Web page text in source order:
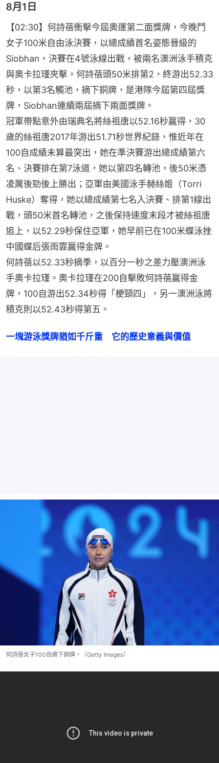
8月1日
【02:30】何詩蓓衝擊今屆奧運第二面獎牌，今晚鬥
女子100米自由泳決賽，以總成績首名姿態晉級的
Siobhan，決賽在4號泳線出戰，被兩名澳洲泳手積克
與奧卡拉瑾夾擊。何詩蓓頭50米排第2，終游出52.33
秒，以第3名觸池，摘下銅牌，是港隊今屆第四屆獎
牌，Siobhan連續兩屆摘下兩面獎牌。
冠軍帶點意外由瑞典名將絲祖唐以52.16秒贏得，30
歲的絲祖唐2017年游出51.71秒世界紀錄，惟近年在
100自成績未算最突出，她在準決賽游出總成績第六
名、決賽排在第7泳道，她以第四名轉池，後50米憑
凌厲後勁後上勝出；亞軍由美國泳手赫絲姬（Torri
Huske）奪得，她以總成績第七名入決賽、排第1線出
戰，頭50米首名轉池，之後保持速度末段才被絲祖唐
追上，以52.29秒保住亞軍，她早前已在100米蝶泳挫
中國蝶后張雨霏贏得金牌。
何詩蓓以52.33秒摘季，以百分一秒之差力壓澳洲泳
手奧卡拉瑾。奧卡拉瑾在200自擊敗何詩蓓贏得金
牌，100自游出52.34秒得「梗頸四」，另一澳洲泳將
積克則以52.43秒得第五。
一塊游泳獎牌猶如千斤重　它的歷史意義與價值
何詩蓓女子100自摘下銅牌。（Getty Images）